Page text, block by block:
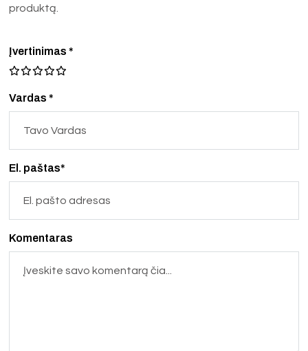
produktą.
Vardas *
El. paštas*
Įvertinimas*
Komentaras